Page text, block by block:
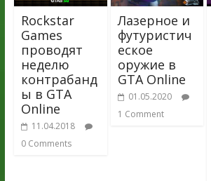
Rockstar
Games
проводят
неделю
контрабанд
ы в GTA
Online
11.04.2018
0 Comments
Лазерное и
футуристич
еское
оружие в
GTA Online
01.05.2020
1 Comment